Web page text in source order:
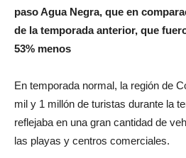
paso Agua Negra, que en
de la temporada anterior, que
53% menos
En temporada normal, la región de
mil y 1 millón de turistas durante la
reflejaba en una gran cantidad de
las playas y centros comerciales.